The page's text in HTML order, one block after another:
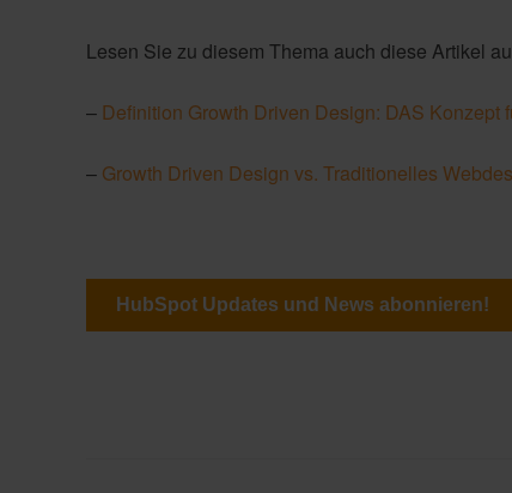
Lesen Sie zu diesem Thema auch diese Artikel
– Definition Growth Driven Design: DAS Konzept
– Growth Driven Design vs. Traditionelles
HubSpot Updates und News abonnieren!